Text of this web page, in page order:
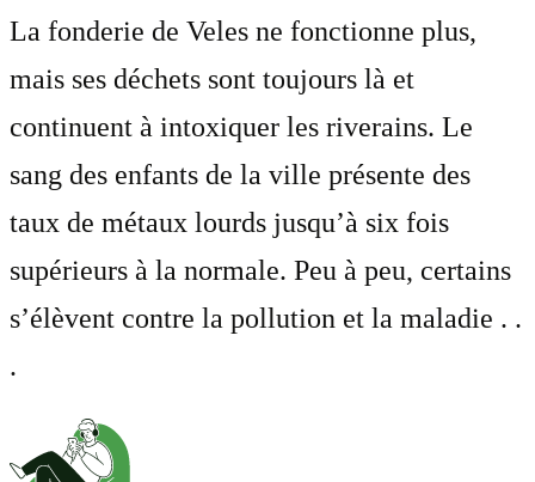
La fonderie de Veles ne fonctionne plus,
mais ses déchets sont toujours là et
continuent à intoxiquer les riverains. Le
sang des enfants de la ville présente des
taux de métaux lourds jusqu’à six fois
supérieurs à la normale. Peu à peu, certains
s’élèvent contre la pollution et la maladie . .
.